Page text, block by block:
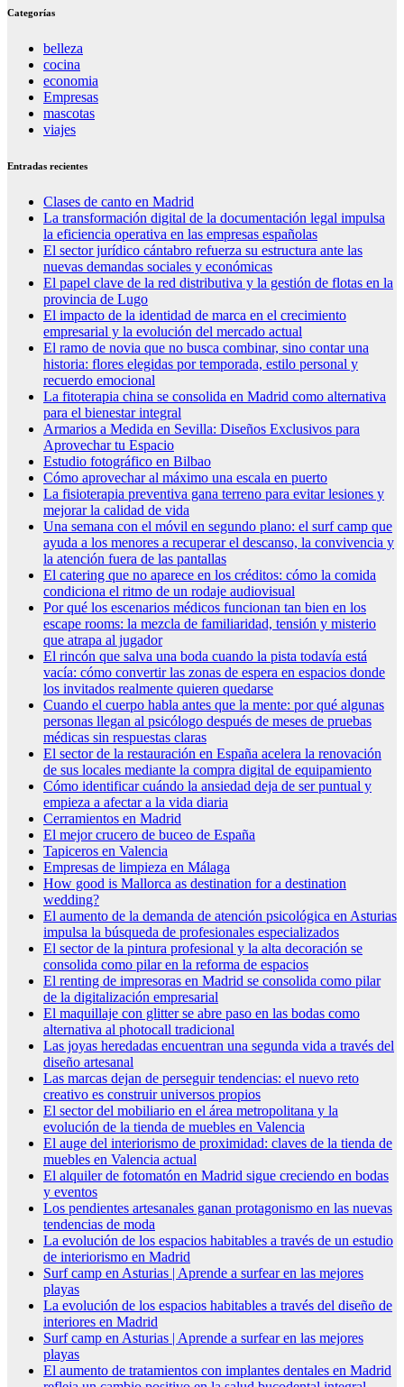
Categorías
belleza
cocina
economia
Empresas
mascotas
viajes
Entradas recientes
Clases de canto en Madrid
La transformación digital de la documentación legal impulsa
la eficiencia operativa en las empresas españolas
El sector jurídico cántabro refuerza su estructura ante las
nuevas demandas sociales y económicas
El papel clave de la red distributiva y la gestión de flotas en la
provincia de Lugo
El impacto de la identidad de marca en el crecimiento
empresarial y la evolución del mercado actual
El ramo de novia que no busca combinar, sino contar una
historia: flores elegidas por temporada, estilo personal y
recuerdo emocional
La fitoterapia china se consolida en Madrid como alternativa
para el bienestar integral
Armarios a Medida en Sevilla: Diseños Exclusivos para
Aprovechar tu Espacio
Estudio fotográfico en Bilbao
Cómo aprovechar al máximo una escala en puerto
La fisioterapia preventiva gana terreno para evitar lesiones y
mejorar la calidad de vida
Una semana con el móvil en segundo plano: el surf camp que
ayuda a los menores a recuperar el descanso, la convivencia y
la atención fuera de las pantallas
El catering que no aparece en los créditos: cómo la comida
condiciona el ritmo de un rodaje audiovisual
Por qué los escenarios médicos funcionan tan bien en los
escape rooms: la mezcla de familiaridad, tensión y misterio
que atrapa al jugador
El rincón que salva una boda cuando la pista todavía está
vacía: cómo convertir las zonas de espera en espacios donde
los invitados realmente quieren quedarse
Cuando el cuerpo habla antes que la mente: por qué algunas
personas llegan al psicólogo después de meses de pruebas
médicas sin respuestas claras
El sector de la restauración en España acelera la renovación
de sus locales mediante la compra digital de equipamiento
Cómo identificar cuándo la ansiedad deja de ser puntual y
empieza a afectar a la vida diaria
Cerramientos en Madrid
El mejor crucero de buceo de España
Tapiceros en Valencia
Empresas de limpieza en Málaga
How good is Mallorca as destination for a destination
wedding?
El aumento de la demanda de atención psicológica en Asturias
impulsa la búsqueda de profesionales especializados
El sector de la pintura profesional y la alta decoración se
consolida como pilar en la reforma de espacios
El renting de impresoras en Madrid se consolida como pilar
de la digitalización empresarial
El maquillaje con glitter se abre paso en las bodas como
alternativa al photocall tradicional
Las joyas heredadas encuentran una segunda vida a través del
diseño artesanal
Las marcas dejan de perseguir tendencias: el nuevo reto
creativo es construir universos propios
El sector del mobiliario en el área metropolitana y la
evolución de la tienda de muebles en Valencia
El auge del interiorismo de proximidad: claves de la tienda de
muebles en Valencia actual
El alquiler de fotomatón en Madrid sigue creciendo en bodas
y eventos
Los pendientes artesanales ganan protagonismo en las nuevas
tendencias de moda
La evolución de los espacios habitables a través de un estudio
de interiorismo en Madrid
Surf camp en Asturias | Aprende a surfear en las mejores
playas
La evolución de los espacios habitables a través del diseño de
interiores en Madrid
Surf camp en Asturias | Aprende a surfear en las mejores
playas
El aumento de tratamientos con implantes dentales en Madrid